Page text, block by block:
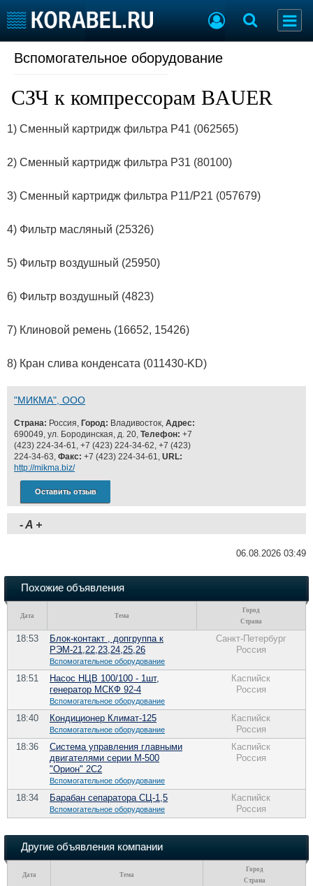
Судостроение
Новости
Репутация
Крюинг
Реклама
Торговая площадка
Продажа флота
Изделия
Услуги
Выставки и семинары
Словарь
Вспомогательное оборудование
СЗЧ к компрессорам BAUER
1) Сменный картридж фильтра P41 (062565)
2) Сменный картридж фильтра P31 (80100)
3) Сменный картридж фильтра P11/P21 (057679)
4) Фильтр масляный (25326)
5) Фильтр воздушный (25950)
6) Фильтр воздушный (4823)
7) Клиновой ремень (16652, 15426)
8) Кран слива конденсата (011430-KD)
"МИКМА", ООО
Страна: Россия, Город: Владивосток, Адрес:
690049, ул. Бородинская, д. 20, Телефон: +7
(423) 224-34-61, +7 (423) 224-34-62, +7 (423)
224-34-63, Факс: +7 (423) 224-34-61, URL:
http://mikma.biz/
Оставить отзыв
-A +
06.08.2026 03:49
Похожие объявления
Дата Тема
Город
Страна
18:53
Блок-контакт , допгруппа к
РЭМ-21,22,23,24,25,26
Вспомогательное оборудование
Санкт-Петербург
Россия
18:51
Насос НЦВ 100/100 - 1шт,
генератор МСКФ 92-4
Вспомогательное оборудование
Каспийск
Россия
18:40 Кондиционер Климат-125
Вспомогательное оборудование
Каспийск
Россия
18:36
Система управления главными
двигателями серии М-500
"Орион" 2С2
Вспомогательное оборудование
Каспийск
Россия
18:34 Барабан сепаратора СЦ-1,5
Вспомогательное оборудование
Каспийск
Россия
Другие объявления компании
Дата Тема
Город
Страна